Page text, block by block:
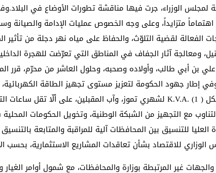
لمجلس الوزراء، جرت فيها مناقشة تطورات الأوضاع في
متزايداً، وعلى وجه الخصوص عمليات الإدامة والصيانة
لقضية التلوّث، والحفاظ على مياه نهر دجلة من تأثير
ومعالجة آثار الجفاف في المناطق التي تعرّضت للهجرة
بن أبي طالب، وأولاده وصحبه، وحلول العاشر من محرّم، قرر
يوم الخميس الموافق 25 حزيران الجاري.وفي إطار جهود الحكومة لتعزيز مستوى تجهيز
المولدات الأهلية لمدة (12) ساعة يومياً، بالتناوب مع التجهيز من الشبكة الوطنية،
للتنسيق بين المحافظات آلية للمراقبة والمتابعة
للاقتصاد بشأن تعاقدات المشاريع الاستثمارية، بحسب
والجهات غير المرتبطة بوزارة والمحافظات، مع شمول أوامر